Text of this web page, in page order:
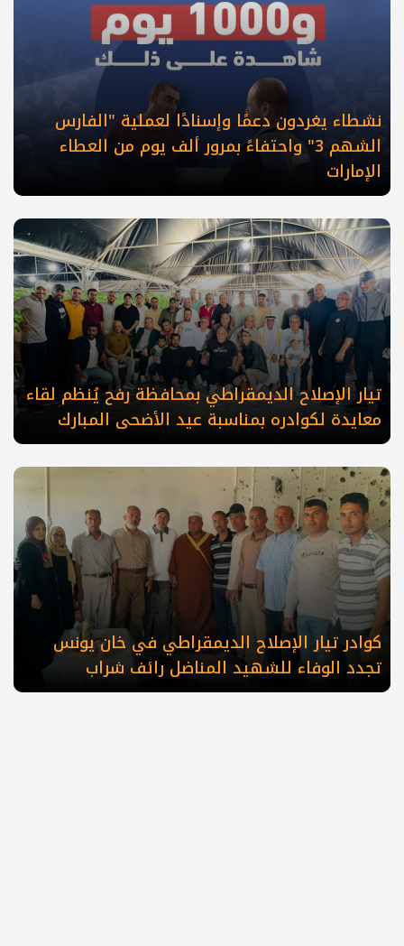
نشطاء يغردون دعمًا وإسنادًا لعملية "الفارس
الشهم 3" واحتفاءً بمرور ألف يوم من العطاء
الإمارات
تيار الإصلاح الديمقراطي بمحافظة رفح يُنظم لقاء
معايدة لكوادره بمناسبة عيد الأضحى المبارك
كوادر تيار الإصلاح الديمقراطي في خان يونس
تجدد الوفاء للشهيد المناضل رائف شراب